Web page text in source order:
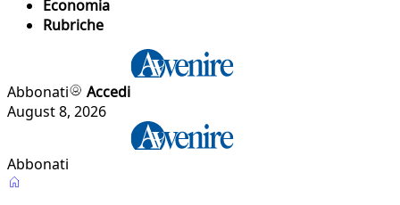
Economia
Rubriche
Abbonati
Accedi
August 8, 2026
Abbonati